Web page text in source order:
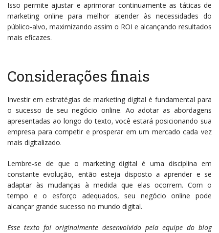
Isso permite ajustar e aprimorar continuamente as táticas de
marketing online para melhor atender às necessidades do
público-alvo, maximizando assim o ROI e alcançando resultados
mais eficazes.
Considerações finais
Investir em estratégias de marketing digital é fundamental para
o sucesso de seu negócio online. Ao adotar as abordagens
apresentadas ao longo do texto, você estará posicionando sua
empresa para competir e prosperar em um mercado cada vez
mais digitalizado.
Lembre-se de que o marketing digital é uma disciplina em
constante evolução, então esteja disposto a aprender e se
adaptar às mudanças à medida que elas ocorrem. Com o
tempo e o esforço adequados, seu negócio online pode
alcançar grande sucesso no mundo digital.
Esse texto foi originalmente desenvolvido pela equipe do blog